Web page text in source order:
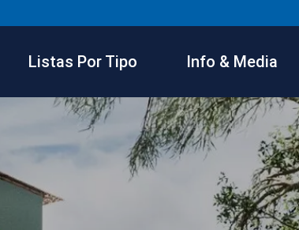
Listas Por Tipo Info & Media